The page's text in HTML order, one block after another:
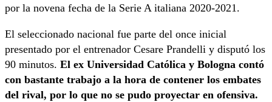
por la novena fecha de la Serie A italiana 2020-2021.
El seleccionado nacional fue parte del once inicial
presentado por el entrenador Cesare Prandelli y disputó los
90 minutos. El ex Universidad Católica y Bologna contó
con bastante trabajo a la hora de contener los embates
del rival, por lo que no se pudo proyectar en ofensiva.